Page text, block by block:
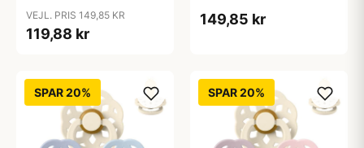
VEJL. PRIS 149,85 KR
119,88 kr
149,85 kr
SPAR 20% SPAR 20%